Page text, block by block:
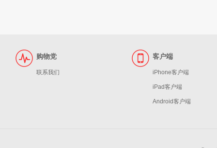
购物党
联系我们
客户端
iPhone客户端
iPad客户端
Android客户端